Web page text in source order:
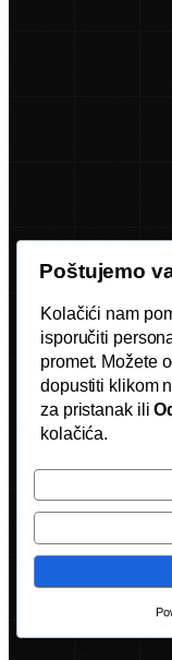
Poštujemo
Kolačići nam
isporučiti
promet. Možete
dopustiti klikom
za pristanak ili
kolačića.